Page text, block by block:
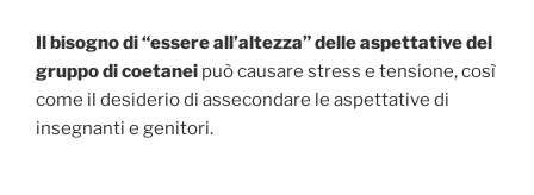
Il bisogno di “essere all’altezza” delle aspettative del
gruppo di coetanei può causare stress e tensione, così
come il desiderio di assecondare le aspettative di
insegnanti e genitori.